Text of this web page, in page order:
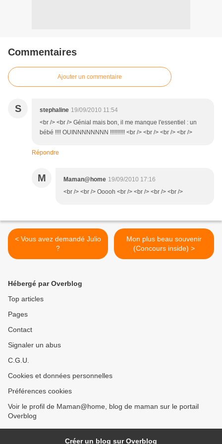
Commentaires
Ajouter un commentaire
S stephaline 19/09/2010 11:54
<br /> <br /> Génial mais bon, il me manque l'essentiel : un
bébé !!!! OUINNNNNNNN !!!!!!!!!! <br /> <br /> <br /> <br />
Répondre
M Maman@home 19/09/2010 17:16
<br /> <br /> Ooooh <br /> <br /> <br /> <br />
< Vous avez demandé Julio
?
Mon plus beau souvenir
(Concours inside) >
Hébergé par Overblog
Top articles
Pages
Contact
Signaler un abus
C.G.U.
Cookies et données personnelles
Préférences cookies
Voir le profil de Maman@home, blog de maman sur le portail
Overblog
Créer un blog sur Overblog